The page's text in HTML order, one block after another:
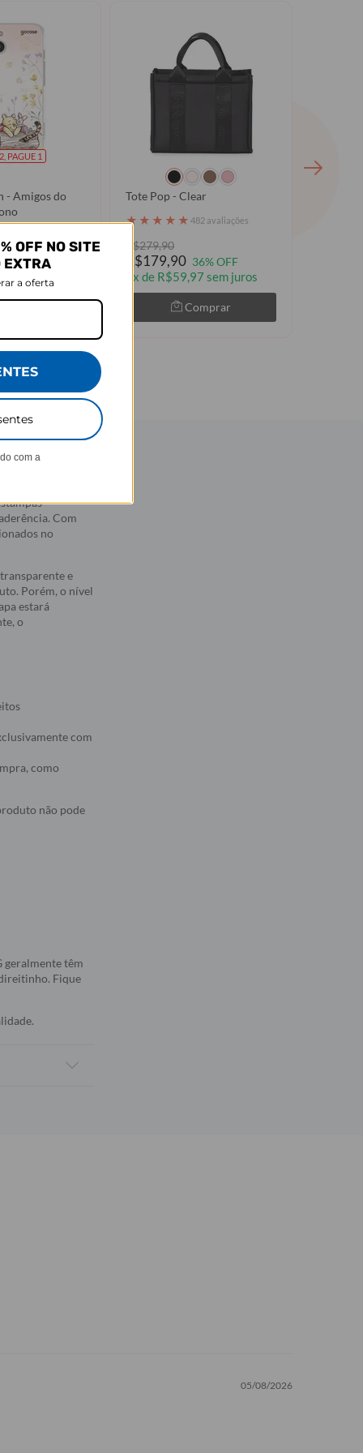
PAGUE 1
- Amigos do
OFF
Tote Pop - Clear
★ ★ ★ ★ ★ 482 avaliações
R$279,90
R$179,90 36% OFF
3x de R$59,97 sem juros
Comprar
Com
no
e
Porém, o nível
estará
o
com
como
não pode
geralmente têm
Fique
05/08/2026
OFF NO SITE
EXTRA
a oferta
com a